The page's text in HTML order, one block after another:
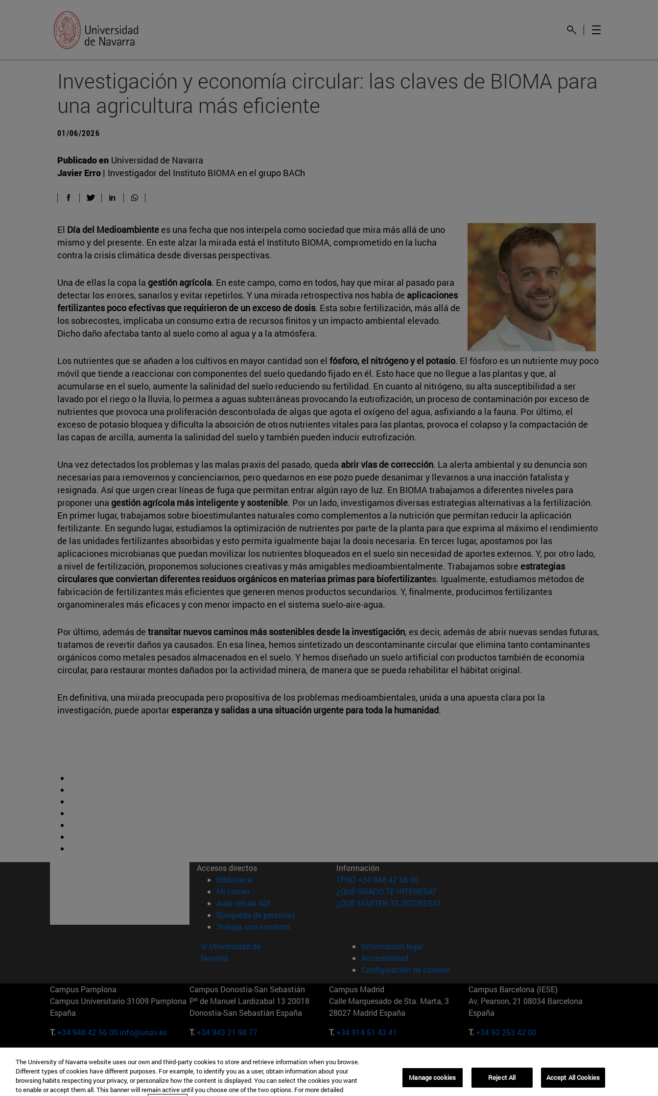
Investigación y economía circular: las claves de BIOMA para
una agricultura más eficiente
01/06/2026
Publicado en Universidad de Navarra
Javier Erro | Investigador del Instituto BIOMA en el grupo BACh
El Día del Medioambiente es una fecha que nos interpela como sociedad que mira más allá de uno
mismo y del presente. En este alzar la mirada está el Instituto BIOMA, comprometido en la lucha
contra la crisis climática desde diversas perspectivas.
Una de ellas la copa la gestión agrícola. En este campo, como en todos, hay que mirar al pasado para
detectar los errores, sanarlos y evitar repetirlos. Y una mirada retrospectiva nos habla de aplicaciones
fertilizantes poco efectivas que requirieron de un exceso de dosis. Esta sobre fertilización, más allá de
los sobrecostes, implicaba un consumo extra de recursos finitos y un impacto ambiental elevado.
Dicho daño afectaba tanto al suelo como al agua y a la atmósfera.
Los nutrientes que se añaden a los cultivos en mayor cantidad son el fósforo, el nitrógeno y el potasio. El fósforo es un nutriente muy poco
móvil que tiende a reaccionar con componentes del suelo quedando fijado en él. Esto hace que no llegue a las plantas y que, al
acumularse en el suelo, aumente la salinidad del suelo reduciendo su fertilidad. En cuanto al nitrógeno, su alta susceptibilidad a ser
lavado por el riego o la lluvia, lo permea a aguas subterráneas provocando la eutrofización, un proceso de contaminación por exceso de
nutrientes que provoca una proliferación descontrolada de algas que agota el oxígeno del agua, asfixiando a la fauna. Por último, el
exceso de potasio bloquea y dificulta la absorción de otros nutrientes vitales para las plantas, provoca el colapso y la compactación de
las capas de arcilla, aumenta la salinidad del suelo y también pueden inducir eutrofización.
Una vez detectados los problemas y las malas praxis del pasado, queda abrir vías de corrección. La alerta ambiental y su denuncia son
necesarias para removernos y concienciarnos, pero quedarnos en ese pozo puede desanimar y llevarnos a una inacción fatalista y
resignada. Así que urgen crear líneas de fuga que permitan entrar algún rayo de luz. En BIOMA trabajamos a diferentes niveles para
proponer una gestión agrícola más inteligente y sostenible. Por un lado, investigamos diversas estrategias alternativas a la fertilización.
En primer lugar, trabajamos sobre bioestimulantes naturales como complementos a la nutrición que permitan reducir la aplicación
fertilizante. En segundo lugar, estudiamos la optimización de nutrientes por parte de la planta para que exprima al máximo el rendimiento
de las unidades fertilizantes absorbidas y esto permita igualmente bajar la dosis necesaria. En tercer lugar, apostamos por las
aplicaciones microbianas que puedan movilizar los nutrientes bloqueados en el suelo sin necesidad de aportes externos. Y, por otro lado,
a nivel de fertilización, proponemos soluciones creativas y más amigables medioambientalmente. Trabajamos sobre estrategias
circulares que conviertan diferentes residuos orgánicos en materias primas para biofertilizantes. Igualmente, estudiamos métodos de
fabricación de fertilizantes más eficientes que generen menos productos secundarios. Y, finalmente, producimos fertilizantes
organominerales más eficaces y con menor impacto en el sistema suelo-aire-agua.
Por último, además de transitar nuevos caminos más sostenibles desde la investigación, es decir, además de abrir nuevas sendas futuras,
tratamos de revertir daños ya causados. En esa línea, hemos sintetizado un descontaminante circular que elimina tanto contaminantes
orgánicos como metales pesados almacenados en el suelo. Y hemos diseñado un suelo artificial con productos también de economía
circular, para restaurar montes dañados por la actividad minera, de manera que se pueda rehabilitar el hábitat original.
En definitiva, una mirada preocupada pero propositiva de los problemas medioambientales, unida a una apuesta clara por la
investigación, puede aportar esperanza y salidas a una situación urgente para toda la humanidad.
Accesos directos
Biblioteca (abre en nueva ventana)
Mi correo(abre en nueva ventana)
Aula virtual ADI (abre en nueva ventana)
Búsqueda de personas(abre en nueva ventana)
Trabaja con nosotros(abre en nueva ventana)
Información
TFNO +34 948 42 56 00
¿QUÉ GRADO TE INTERESA?
¿QUÉ MÁSTER TE INTERESA?
© Universidad de
Navarra
Información legal
Accesibilidad
Configuración de cookies
Campus Pamplona
Campus Universitario 31009 Pamplona
España
T.+34 948 42 56 00 info@unav.es
Campus Donostia-San Sebastián
Pº de Manuel Lardizabal 13 20018
Donostia-San Sebastián España
T.+34 943 21 98 77
Campus Madrid
Calle Marquesado de Sta. Marta, 3
28027 Madrid España
T.+34 914 51 43 41
Campus Barcelona (IESE)
Av. Pearson, 21 08034 Barcelona
España
T.+34 93 253 42 00
Camino del Cerro Águila 3 28023
Madrid España
165 W 57th St 10019-2201 Nueva York
EE.UU
Maria-Theresia-Straße 15 81675
Múnich Alemania
01321001 Bela Vista Brasil
The University of Navarra website uses our own and third-party cookies to store and retrieve information when you browse.
Different types of cookies have different purposes. For example, to identify you as a user, obtain information about your
browsing habits respecting your privacy, or personalize how the content is displayed. You can select the cookies you want
to enable or accept them all. This banner will remain active until you choose one of the two options. For more detailed
Manage cookies Reject All Accept All Cookies